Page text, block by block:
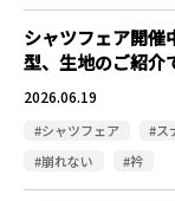
シャツフェア開催
型、生地のご紹介
2026.06.19
#シャツフェア #ス
#崩れない
#衿